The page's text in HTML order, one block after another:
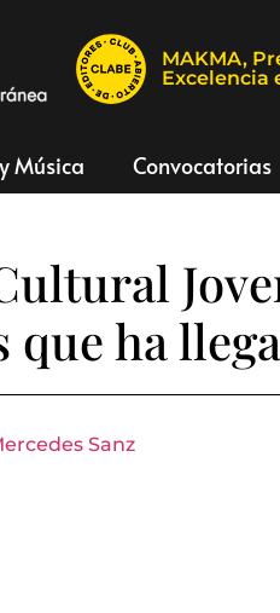
MAKMA,
Excelencia
Música Convocatorias
que ha
Sanz